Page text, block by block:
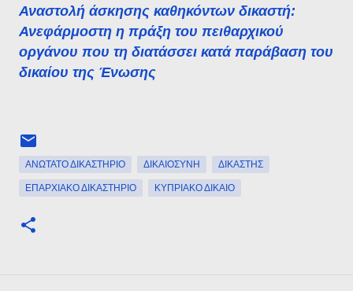
Αναστολή άσκησης καθηκόντων δικαστή:
Ανεφάρμοστη η πράξη του πειθαρχικού
οργάνου που τη διατάσσει κατά παράβαση του
δικαίου της Ένωσης
ΑΝΏΤΑΤΟ ΔΙΚΑΣΤΉΡΙΟ ΔΙΚΑΙΟΣΎΝΗ ΔΙΚΑΣΤΉΣ
ΕΠΑΡΧΙΑΚΌ ΔΙΚΑΣΤΉΡΙΟ ΚΥΠΡΙΑΚΌ ΔΊΚΑΙΟ